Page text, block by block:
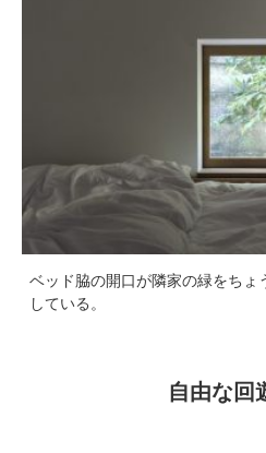
ベッド脇の開口が隣家の緑をちょ
している。
自由な回